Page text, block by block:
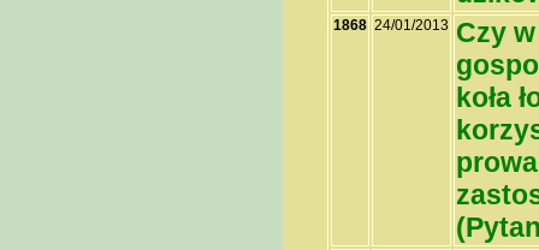
1868 24/01/2013 Czy
koła
(